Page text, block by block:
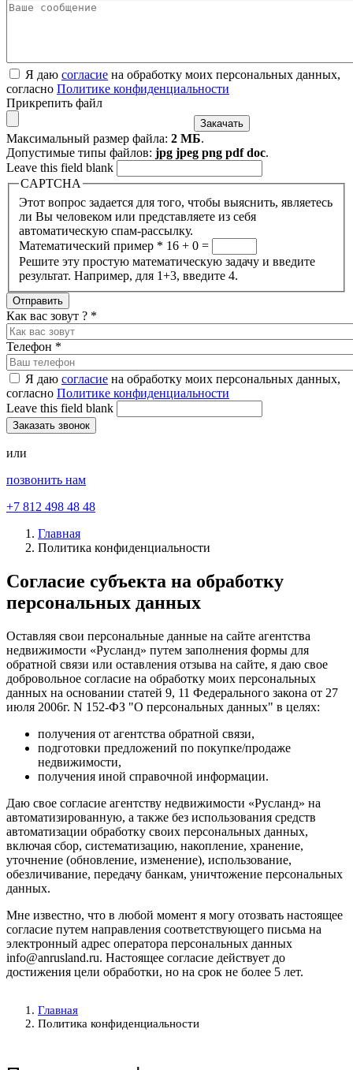
Я даю согласие на обработку моих персональных данных,
согласно Политике конфиденциальности
Прикрепить файл
Максимальный размер файла: 2 МБ.
Допустимые типы файлов: jpg jpeg png pdf doc.
Leave this field blank
CAPTCHA
Этот вопрос задается для того, чтобы выяснить, являетесь
ли Вы человеком или представляете из себя
автоматическую спам-рассылку.
Математический пример * 16 + 0 =
Решите эту простую математическую задачу и введите
результат. Например, для 1+3, введите 4.
Как вас зовут ? *
Телефон *
Я даю согласие на обработку моих персональных данных,
согласно Политике конфиденциальности
Leave this field blank
или
позвонить нам
+7 812 498 48 48
Главная
Политика конфиденциальности
Согласие субъекта на обработку
персональных данных
Оставляя свои персональные данные на сайте агентства
недвижимости «Русланд» путем заполнения формы для
обратной связи или оставления отзыва на сайте, я даю свое
добровольное согласие на обработку моих персональных
данных на основании статей 9, 11 Федерального закона от 27
июля 2006г. N 152-ФЗ "О персональных данных" в целях:
получения от агентства обратной связи,
подготовки предложений по покупке/продаже
недвижимости,
получения иной справочной информации.
Даю свое согласие агентству недвижимости «Русланд» на
автоматизированную, а также без использования средств
автоматизации обработку своих персональных данных,
включая сбор, систематизацию, накопление, хранение,
уточнение (обновление, изменение), использование,
обезличивание, передачу банкам, уничтожение персональных
данных.
Мне известно, что в любой момент я могу отозвать настоящее
согласие путем направления соответствующего письма на
электронный адрес оператора персональных данных
info@anrusland.ru. Настоящее согласие действует до
достижения цели обработки, но на срок не более 5 лет.
Главная
Политика конфиденциальности